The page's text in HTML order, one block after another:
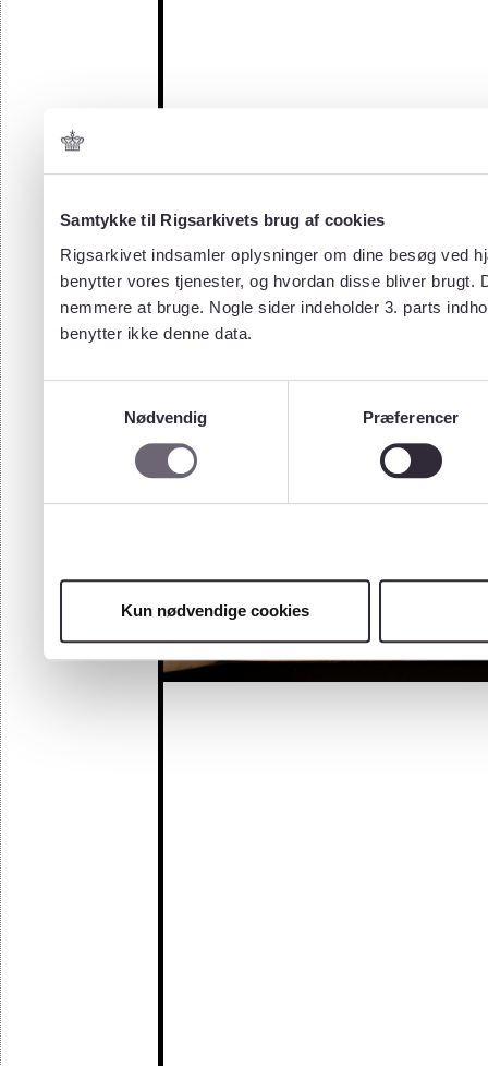
Samtykke til Rigsarkivets brug af cookies
Rigsarkivet indsamler oplysninger om dine besøg ved
benytter vores tjenester, og hvordan disse bliver
nemmere at bruge. Nogle sider indeholder 3. parts
benytter ikke denne data.
Nødvendig
Præferencer
Kun nødvendige cookies